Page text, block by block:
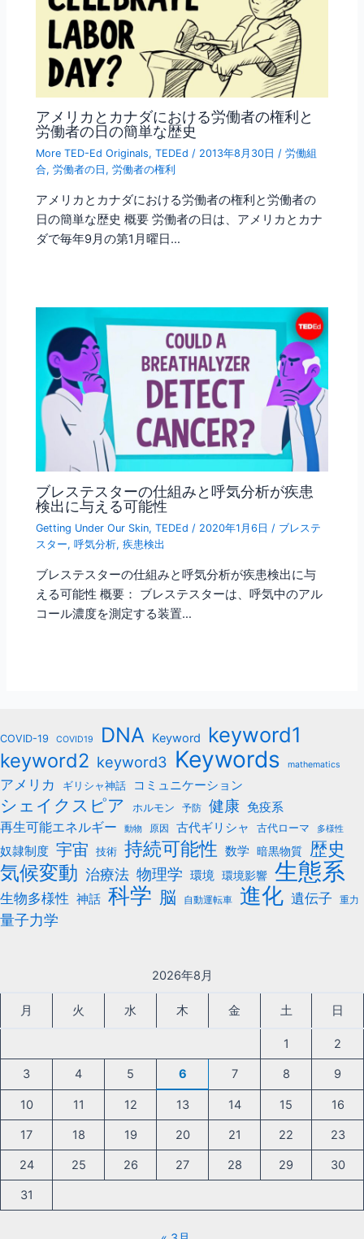
アメリカとカナダにおける労働者の権利と
労働者の日の簡単な歴史
More TED-Ed Originals,TEDEd / 2013年8月30日/労働組
合,労働者の日 ,労働者の権利
アメリカとカナダにおける労働者の権利と労働者の
日の簡単な歴史 概要 労働者の日は、アメリカとカナ
ダで毎年9月の第1月曜日…
ブレステスターの仕組みと呼気分析が疾患
検出に与える可能性
Getting Under Our Skin,TEDEd / 2020年1月6日/ ブレステ
スター,呼気分析,疾患検出
ブレステスターの仕組みと呼気分析が疾患検出に与
える可能性 概要： ブレステスターは、呼気中のアル
コール濃度を測定する装置…
COVID-19 COVID19 DNA Keyword keyword1
keyword2 keyword3 Keywords mathematics
アメリカ ギリシャ神話 コミュニケーション
シェイクスピア ホルモン 予防 健康 免疫系
再生可能エネルギー
動物 原因 古代ギリシャ 古代ローマ 多様性
奴隷制度 宇宙 技術 持続可能性 数学 暗黒物質 歴史
気候変動 治療法 物理学 環境 環境影響 生態系
生物多様性 神話 科学 脳 自動運転車 進化 遺伝子 重力
量子力学
2026年8月
月 火 水 木 金 土 日
1 2
3 4 5 6 7 8 9
10 11 12 13 14 15 16
17 18 19 20 21 22 23
24 25 26 27 28 29 30
31